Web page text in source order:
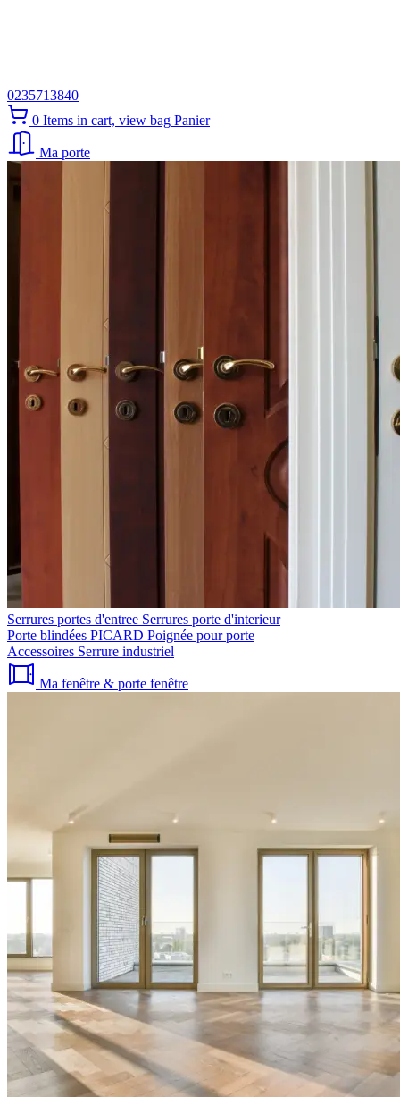
0235713840
0 Items in cart, view bag Panier
Ma porte
Serrures portes d'entree Serrures porte d'interieur
Porte blindées PICARD Poignée pour porte
Accessoires Serrure industriel
Ma fenêtre & porte fenêtre